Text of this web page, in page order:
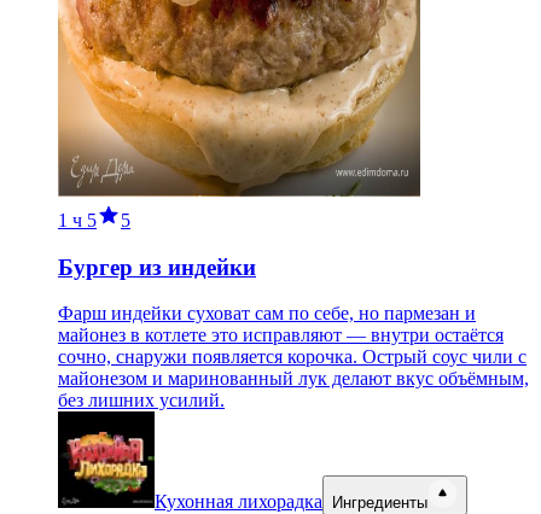
1 ч 5 5
Бургер из индейки
Фарш индейки суховат сам по себе, но пармезан и
майонез в котлете это исправляют — внутри остаётся
сочно, снаружи появляется корочка. Острый соус чили с
майонезом и маринованный лук делают вкус объёмным,
без лишних усилий.
Кухонная лихорадка Ингредиенты